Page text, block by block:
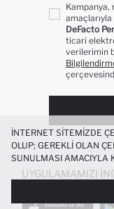
Kampanya,
DeFacto
ticari
verilerimin
UYGULAMAMIZI
İNTERNET SITEMIZDE
OLUP; GEREKLI OLAN
SUNULMASI AMACIYLA
ÜÇÜNCÜ TARAF
DENEYIMI
KIŞISELLEŞTIRMESI VE